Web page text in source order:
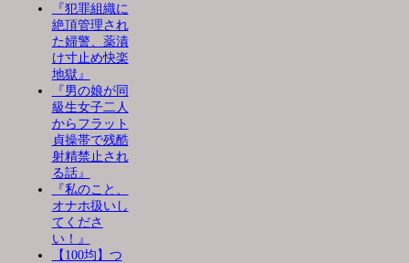
『犯罪組織に
絶頂管理され
た婦警、薬漬
け寸止め快楽
地獄』
『男の娘が同
級生女子二人
からフラット
貞操帯で残酷
射精禁止され
る話』
『私のこと、
オナホ扱いし
てくださ
い！』
【100均】つ